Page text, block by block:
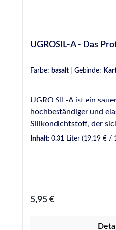
UGROSIL-A - Das
Farbe: basalt Gebinde:
UGRO SIL-A ist ein
hochbeständiger und
Silikondichtstoff, der
Vielseitigkeit beim
auch in Bereichen mit
im Außenbereich, wie
Inhalt: 0.31 Liter (19,19 € /
Regulärer Preis:
5,95 €